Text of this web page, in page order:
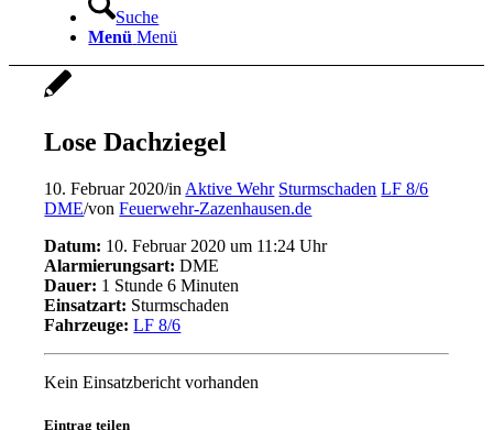
Suche
Menü Menü
Lose Dachziegel
10. Februar 2020/in Aktive Wehr Sturmschaden LF 8/6
DME/vonFeuerwehr-Zazenhausen.de
Datum: 10. Februar 2020 um 11:24 Uhr
Alarmierungsart: DME
Dauer: 1 Stunde 6 Minuten
Einsatzart: Sturmschaden
Fahrzeuge: LF 8/6
Kein Einsatzbericht vorhanden
Eintrag teilen